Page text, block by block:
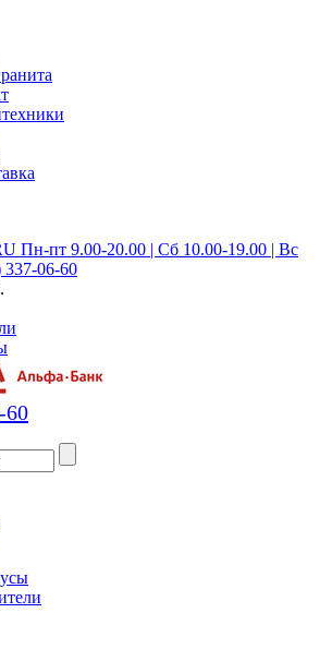
Пн-пт 9.00-20.00 | Сб 10.00-19.00 | Вс
337-06-60
60